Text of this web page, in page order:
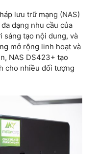
lưu trữ mạng (NAS)
dạng nhu cầu của
sáng tạo nội dung, và
mở rộng linh hoạt và
NAS DS423+ tạo
cho nhiều đối tượng